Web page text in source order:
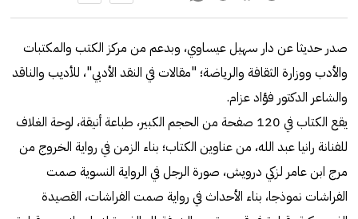
صدر حديثا عن دار سهيل عيساوي، وبدعم من مركز الكتب والمكتبات
والأدب ووزارة الثقافة والرياضة؛ "مقالات في النقد الأدبي"، للأديب والناقد
والشاعر الدكتور فؤاد عزام.
يقع الكتاب في 120 صفحة من الحجم الكبير، طباعة أنيقة، لوحة الغلاف
للفنانة رانيا عبد الله، من عناوين الكتاب؛ بناء الزمن في رواية الخروج من
مرج ابن عامر لزكي درويش، صورة الرجل في الرواية النسوية صمت
الفراشات نموذجا، بناء الأحداث في رواية صمت الفراشات، القصيدة